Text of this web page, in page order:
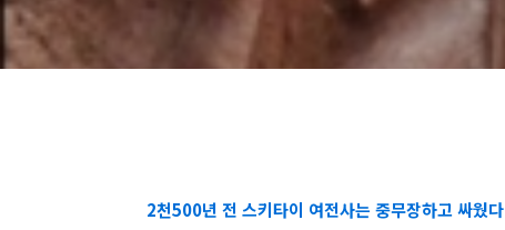
2천500년 전 스키타이 여전사는 중무장하고 싸웠다